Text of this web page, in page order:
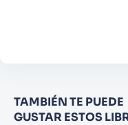
Califique
estrellas
TAMBIÉN TE PUEDE
GUSTAR ESTOS